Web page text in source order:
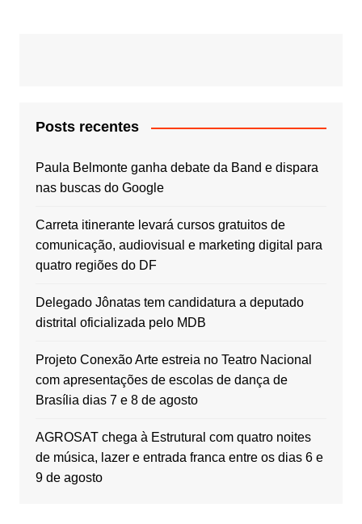
Posts recentes
Paula Belmonte ganha debate da Band e dispara
nas buscas do Google
Carreta itinerante levará cursos gratuitos de
comunicação, audiovisual e marketing digital para
quatro regiões do DF
Delegado Jônatas tem candidatura a deputado
distrital oficializada pelo MDB
Projeto Conexão Arte estreia no Teatro Nacional
com apresentações de escolas de dança de
Brasília dias 7 e 8 de agosto
AGROSAT chega à Estrutural com quatro noites
de música, lazer e entrada franca entre os dias 6 e
9 de agosto